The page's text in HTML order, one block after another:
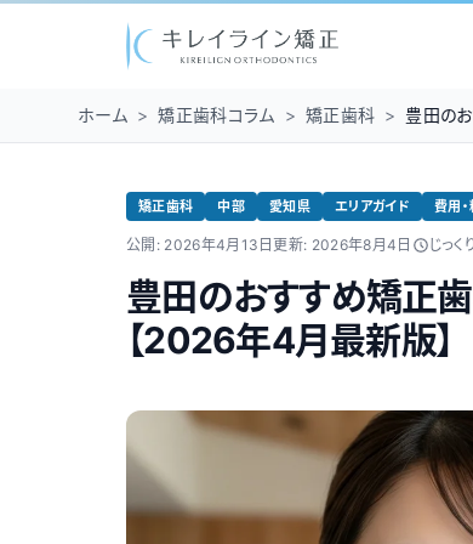
ホーム > 矯正歯科コラム > 矯正歯科 > 豊田の
矯正歯科 中部 愛知県 エリアガイド 費用
公開: 2026年4月13日更新: 2026年8月4日 じっく
豊田のおすすめ矯正
【2026年4月最新版】